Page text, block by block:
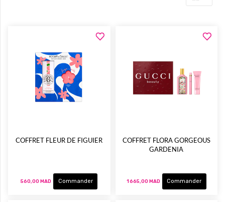
COFFRET FLEUR DE FIGUIER
560,00 MAD Commander
COFFRET FLORA GORGEOUS
GARDENIA
1 665,00 MAD Commander